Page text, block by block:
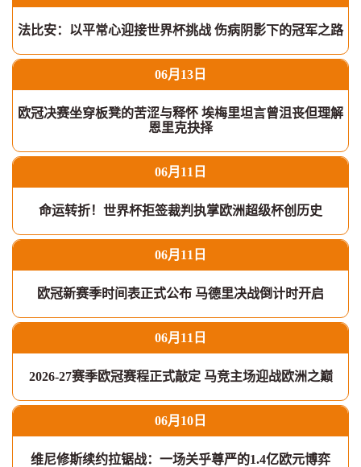
法比安：以平常心迎接世界杯挑战 伤病阴影下的冠军之路
06月13日
欧冠决赛坐穿板凳的苦涩与释怀 埃梅里坦言曾沮丧但理解
恩里克抉择
06月11日
命运转折！世界杯拒签裁判执掌欧洲超级杯创历史
06月11日
欧冠新赛季时间表正式公布 马德里决战倒计时开启
06月11日
2026-27赛季欧冠赛程正式敲定 马竞主场迎战欧洲之巅
06月10日
维尼修斯续约拉锯战：一场关乎尊严的1.4亿欧元博弈